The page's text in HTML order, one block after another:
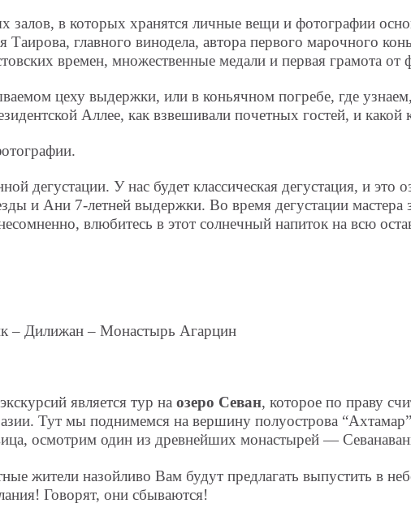
залов, в которых хранятся личные вещи и фотографии
главного винодела, автора первого марочного
времен, множественные медали и первая грамота от
цеху выдержки, или в коньячном погребе, где
Аллее, как взвешивали почетных гостей, и
дегустации. У нас будет классическая дегустация, и это
и Ани 7-летней выдержки. Во время дегустации мастера
влюбитесь в этот солнечный напиток на всю
– Дилижан – Монастырь Агарцин
является тур на озеро Севан, которое по праву
Тут мы поднимемся на вершину полуострова
осмотрим один из древнейших монастырей —
жители назойливо Вам будут предлагать выпустить в
Говорят, они сбываются!